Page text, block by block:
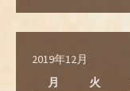
2019年12月
月
火